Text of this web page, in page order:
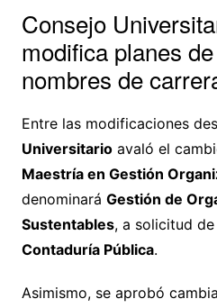
Consejo
modifica planes
nombres de
Entre las modificaciones
Universitarioavaló el
Maestría en Gestión
denominará Gestión de
Sustentables, a solicitud de
Contaduría Pública.
Asimismo, se aprobó